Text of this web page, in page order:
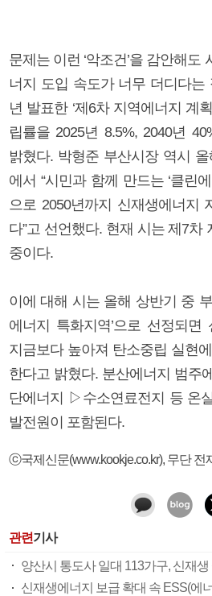
문제는 이런 ‘악조건’을 감안해도
너지 도입 속도가 너무 더디다는
년 발표한 ‘제6차 지역에너지 계
립률을 2025년 8.5%, 2040년
밝혔다. 박형준 부산시장 역시
에서 “시민과 함께 만드는 ‘클린
으로 2050년까지 신재생에너지
다”고 선언했다. 현재 시는 제7차
중이다.
이에 대해 시는 올해 상반기 중
에너지 특화지역’으로 선정되면
지금보다 높아져 탄소중립 실현
한다고 밝혔다. 분산에너지 범
단에너지 ▷수소연료전지 등 온
발전원이 포함된다.
ⓒ국제신문(www.kookje.co.kr), 무단 전
관련기사
양산시 통도사 일대 113가구, 신재